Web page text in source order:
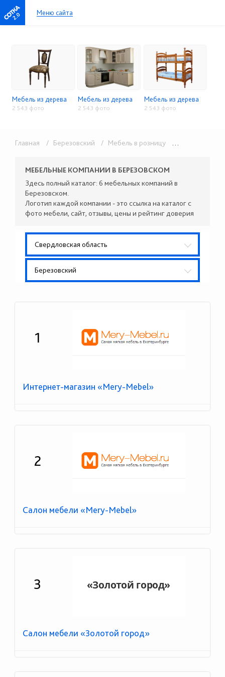
2.0 Меню сайта
Мебель из дерева
2 543 фото
Мебель из дерева
2 543 фото
Мебель из дерева
2 543 фото
Главная / Березовский / Мебель в розницу
МЕБЕЛЬНЫЕ КОМПАНИИ В БЕРЕЗОВСКОМ
Здесь полный каталог: 6 мебельных компаний в
Березовском.
Логотип каждой компании - это ссылка на каталог с
фото мебели, сайт, отзывы, цены и рейтинг доверия
Свердловская область
Березовский
1
Интернет-магазин «Mery-Mebel»
2
Салон мебели «Mery-Mebel»
3
Салон мебели «Золотой город»